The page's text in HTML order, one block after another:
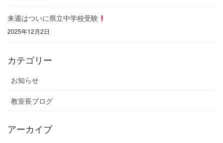
来週はついに県立中学校受験
2025年12月2日
カテゴリー
お知らせ
教室長ブログ
アーカイブ